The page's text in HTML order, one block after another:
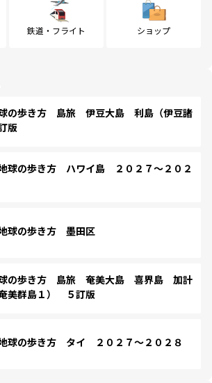
鉄道・フライト ショップ
の歩き方 島旅 伊豆大島 利島（伊豆諸
版
球の歩き方 ハワイ島 ２０２７～２０２
球の歩き方 墨田区
の歩き方 島旅 奄美大島 喜界島 加計
美群島１） ５訂版
球の歩き方 タイ ２０２７～２０２８